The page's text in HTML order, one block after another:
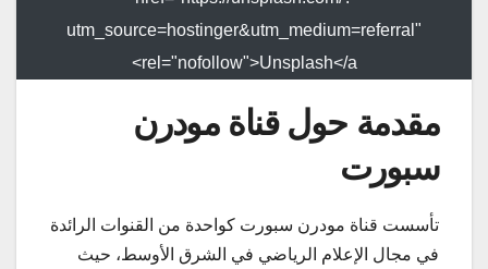
utm_source=hostinger&utm_medium=referral"
rel="nofollow">Unsplash</a>
مقدمة حول قناة مودرن
سبورت
تأسست قناة مودرن سبورت كواحدة من القنوات الرائدة
في مجال الإعلام الرياضي في الشرق الأوسط، حيث